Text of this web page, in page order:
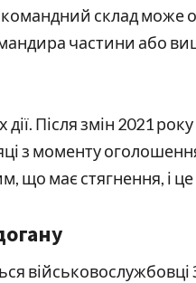
склад може
частини або
Після змін 2021
з моменту
що має стягнення, і